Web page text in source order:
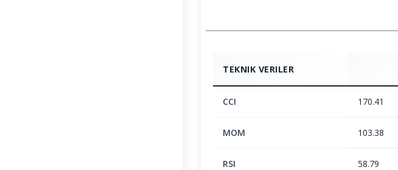
TEKNIK VERILER
CCI 170.41
MOM 103.38
RSI 58.79